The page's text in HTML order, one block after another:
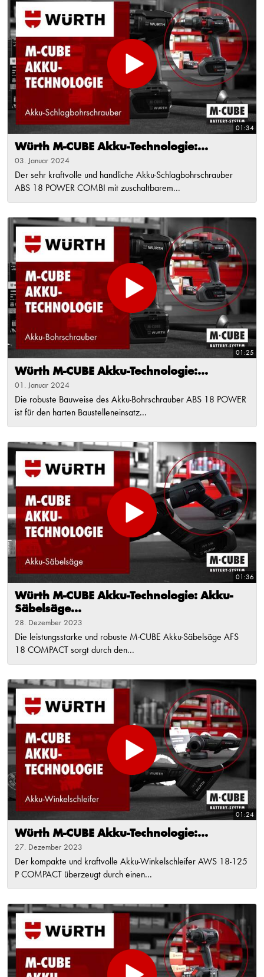
01:34
Würth M-CUBE Akku-Technologie:...
03. Januar 2024
Der sehr kraftvolle und handliche Akku-Schlagbohrschrauber
ABS 18 POWER COMBI mit zuschaltbarem...
01:25
Würth M-CUBE Akku-Technologie:...
01. Januar 2024
Die robuste Bauweise des Akku-Bohrschrauber ABS 18 POWER
ist für den harten Baustelleneinsatz...
01:36
Würth M-CUBE Akku-Technologie: Akku-
Säbelsäge...
28. Dezember 2023
Die leistungsstarke und robuste M-CUBE Akku-Säbelsäge AFS
18 COMPACT sorgt durch den...
01:24
Würth M-CUBE Akku-Technologie:...
27. Dezember 2023
Der kompakte und kraftvolle Akku-Winkelschleifer AWS 18-125
P COMPACT überzeugt durch einen...